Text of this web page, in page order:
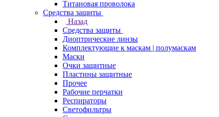
Титановая проволока
Средства защиты
Назад
Средства защиты
Диоптрические линзы
Комплектующие к маскам | полумаскам
Маски
Очки защитные
Пластины защитные
Прочее
Рабочие перчатки
Респираторы
Светофильтры